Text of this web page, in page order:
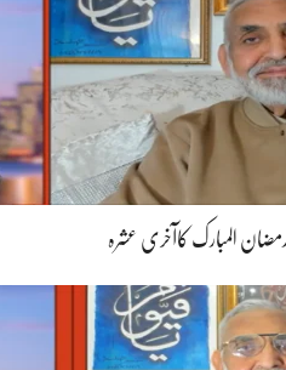
المبارک کاآخری عشرہ